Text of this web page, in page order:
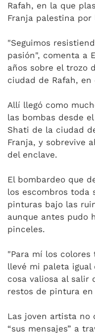
Rafah, en la que
Franja palestina
"Seguimos
pasión", comenta a
años sobre el trozo
ciudad de Rafah,
Allí llegó como
las bombas desde
Shati de la ciudad
Franja, y sobrevive
del enclave.
El bombardeo que
los escombros toda
pinturas bajo las
aunque antes pudo
pinceles.
"Para mí los
llevé mi paleta
cosa valiosa al salir
restos de pintura en
Las joven artista
“sus mensajes” a